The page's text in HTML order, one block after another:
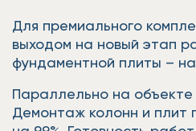
Для премиального
выходом на новый этап
фундаментной плиты –
Параллельно на объекте
Демонтаж колонн и плит